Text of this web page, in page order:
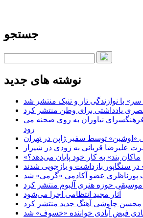
جستجو
نوشته های جدید
سر» با نوازندگی تار و تنبک منتشر شد
یادداشتی برای وطن منتشر کرد
نیاوران به روی صحنه می
رود
«اوشین» توسط سفیر ژاپن در تهران
علیرضا قربانی به زودی در شیراز
«ماکان بند» به کار خود پایان می‌دهد؟
سنگاپور بازداشت و بازجویی شدند
پورناظری عضو آکادمی «گرمی» شد
حوزه هنری آلبوم منتشر کرد
آثار مجید انتظامی اجرا می‌شود
محسن چاوشی آهنگ جدید منتشر کرد
فیض آبادی خواننده «خسوف» شد